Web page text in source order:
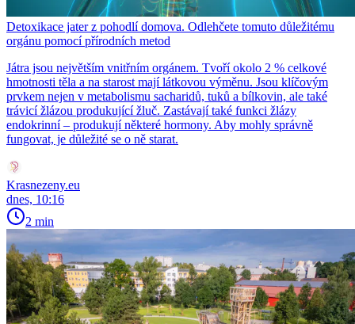
Detoxikace jater z pohodlí domova. Odlehčete tomuto důležitému
orgánu pomocí přírodních metod
Játra jsou největším vnitřním orgánem. Tvoří okolo 2 % celkové
hmotnosti těla a na starost mají látkovou výměnu. Jsou klíčovým
prvkem nejen v metabolismu sacharidů, tuků a bílkovin, ale také
trávicí žlázou produkující žluč. Zastávají také funkci žlázy
endokrinní – produkují některé hormony. Aby mohly správně
fungovat, je důležité se o ně starat.
Krasnezeny.eu
dnes, 10:16
2 min